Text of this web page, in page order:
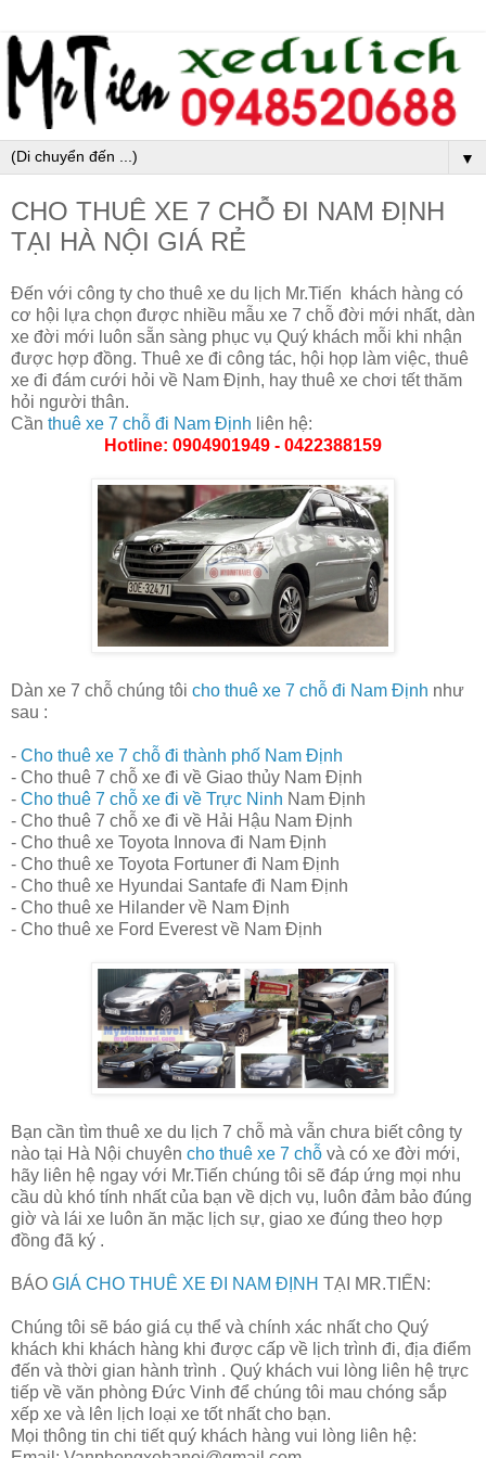
▼
CHO THUÊ XE 7 CHỖ ĐI NAM ĐỊNH
TẠI HÀ NỘI GIÁ RẺ
Đến với công ty cho thuê xe du lịch Mr.Tiến khách hàng có
cơ hội lựa chọn được nhiều mẫu xe 7 chỗ đời mới nhất, dàn
xe đời mới luôn sẵn sàng phục vụ Quý khách mỗi khi nhận
được hợp đồng. Thuê xe đi công tác, hội họp làm việc, thuê
xe đi đám cưới hỏi về Nam Định, hay thuê xe chơi tết thăm
hỏi người thân.
Cần thuê xe 7 chỗ đi Nam Định liên hệ:
Hotline: 0904901949 - 0422388159
Dàn xe 7 chỗ chúng tôi cho thuê xe 7 chỗ đi Nam Định như
sau :
- Cho thuê xe 7 chỗ đi thành phố Nam Định
- Cho thuê 7 chỗ xe đi về Giao thủy Nam Định
- Cho thuê 7 chỗ xe đi về Trực Ninh Nam Định
- Cho thuê 7 chỗ xe đi về Hải Hậu Nam Định
- Cho thuê xe Toyota Innova đi Nam Định
- Cho thuê xe Toyota Fortuner đi Nam Định
- Cho thuê xe Hyundai Santafe đi Nam Định
- Cho thuê xe Hilander về Nam Định
- Cho thuê xe Ford Everest về Nam Định
Bạn cần tìm thuê xe du lịch 7 chỗ mà vẫn chưa biết công ty
nào tại Hà Nội chuyên cho thuê xe 7 chỗ và có xe đời mới,
hãy liên hệ ngay với Mr.Tiến chúng tôi sẽ đáp ứng mọi nhu
cầu dù khó tính nhất của bạn về dịch vụ, luôn đảm bảo đúng
giờ và lái xe luôn ăn mặc lịch sự, giao xe đúng theo hợp
đồng đã ký .
BÁO GIÁ CHO THUÊ XE ĐI NAM ĐỊNH TẠI MR.TIẾN:
Chúng tôi sẽ báo giá cụ thể và chính xác nhất cho Quý
khách khi khách hàng khi được cấp về lịch trình đi, địa điểm
đến và thời gian hành trình . Quý khách vui lòng liên hệ trực
tiếp về văn phòng Đức Vinh để chúng tôi mau chóng sắp
xếp xe và lên lịch loại xe tốt nhất cho bạn.
Mọi thông tin chi tiết quý khách hàng vui lòng liên hệ: